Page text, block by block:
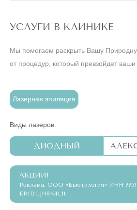
УСЛУГИ В КЛИНИКЕ
Мы помогаем раскрыть Вашу
от процедур, который превзойдет ваши
Лазерная эпиляция
Виды лазеров:
ДИОДНЫЙ
АКЦИИ!
Реклама. ООО «Бьютилогия» ИНН
ERID:LjN8K4L1t